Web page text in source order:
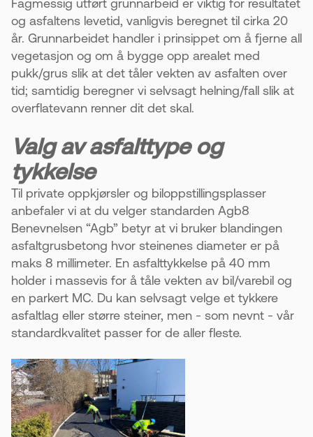
og asfaltens levetid, vanligvis beregnet til cirka 20
år. Grunnarbeidet handler i prinsippet om å fjerne all
vegetasjon og om å bygge opp arealet med
pukk/grus slik at det tåler vekten av asfalten over
tid; samtidig beregner vi selvsagt helning/fall slik at
overflatevann renner dit det skal.
Valg av asfalttype og
tykkelse
Til private oppkjørsler og biloppstillingsplasser
anbefaler vi at du velger standarden Agb8
Benevnelsen “Agb” betyr at vi bruker blandingen
asfaltgrusbetong hvor steinenes diameter er på
maks 8 millimeter. En asfalttykkelse på 40 mm
holder i massevis for å tåle vekten av bil/varebil og
en parkert MC. Du kan selvsagt velge et tykkere
asfaltlag eller større steiner, men - som nevnt - vår
standardkvalitet passer for de aller fleste.